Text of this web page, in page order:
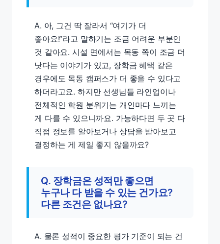
A. 아, 그건 딱 잘라서 “여기가 더
좋아요!”라고 말하기는 조금 어려운 부분인
것 같아요. 시설 면에서는 목동 쪽이 조금 더
낫다는 이야기가 있고, 장학금 혜택 같은
경우에도 목동 캠퍼스가 더 좋을 수 있다고
하더라고요. 하지만 선생님들 라인업이나
전체적인 학원 분위기는 개인마다 느끼는
게 다를 수 있으니까요. 가능하다면 두 곳 다
직접 정보를 알아보거나 상담을 받아보고
결정하는 게 제일 좋지 않을까요?
Q. 장학금은 성적만 좋으면
누구나 다 받을 수 있는 건가요?
다른 조건은 없나요?
A. 물론 성적이 중요한 평가 기준이 되는 건